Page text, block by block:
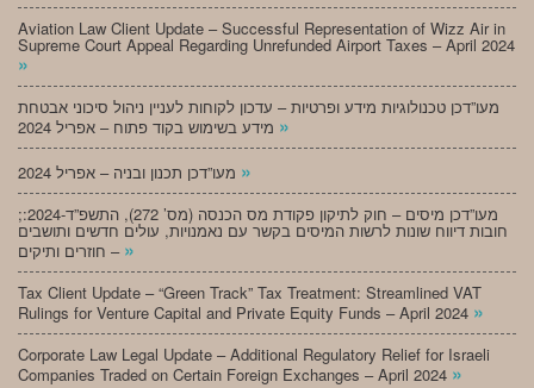
Aviation Law Client Update – Successful Representation of Wizz Air in
Supreme Court Appeal Regarding Unrefunded Airport Taxes – April 2024
»
מעו”דכן טכנולוגיות מידע ופרטיות – עדכון לקוחות לעניין ניהול סיכוני אבטחת
»
»
;מעו”דכן מיסים – חוק לתיקון פקודת מס הכנסה (מס’ 272), התשפ”ד-2024:
חובות דיווח שונות לרשות המיסים בקשר עם נאמנויות, עולים חדשים ותושבים
חוזרים ותיקים – »
Tax Client Update – “Green Track” Tax Treatment: Streamlined VAT
Rulings for Venture Capital and Private Equity Funds – April 2024 »
Corporate Law Legal Update – Additional Regulatory Relief for Israeli
Companies Traded on Certain Foreign Exchanges – April 2024 »